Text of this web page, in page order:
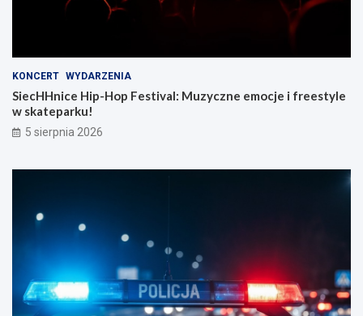
KONCERT WYDARZENIA
SiecHHnice Hip-Hop Festival: Muzyczne emocje i freestyle
w skateparku!
5 sierpnia 2026